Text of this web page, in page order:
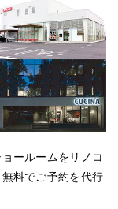
ールームをリノコ
料でご予約を代行